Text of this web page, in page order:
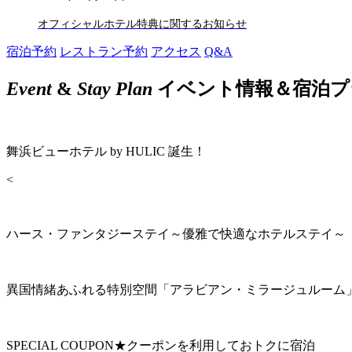
オフィシャルホテル特典に関するお知らせ
宿泊予約 レストラン予約 アクセス Q&A
Event& Stay Plan イベント情報＆宿泊
舞浜ビューホテル by HULIC 誕生！
<
ハース・ファンタジーステイ～優雅で快適なホテルステイ～
異国情緒あふれる特別空間「アラビアン・ミラージュルーム
SPECIAL COUPON★クーポンを利用しておトクに宿泊